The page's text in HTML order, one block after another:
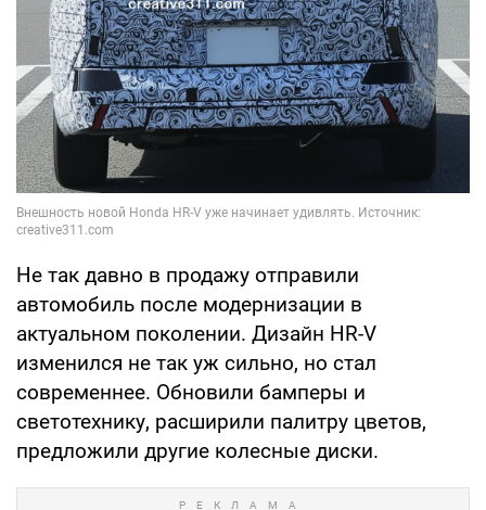
Не так давно в продажу отправили
автомобиль после модернизации в
актуальном поколении. Дизайн HR-V
изменился не так уж сильно, но стал
современнее. Обновили бамперы и
светотехнику, расширили палитру цветов,
предложили другие колесные диски.